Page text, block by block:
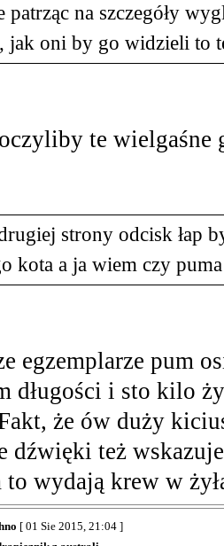
patrząc na szczegóły
, jak oni by go widzieli to
te wielgaśne
strony odcisk łap
kota a ja wiem czy
egzemplarze pum
długości i sto kilo
że ów duży
dźwięki też
to wydają krew w
[ 01 Sie 2015, 21:04 ]